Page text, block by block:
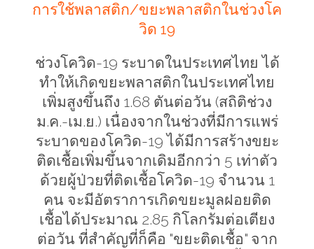
การใช้พลาสติก/ขยะพลาสติกในช่วงโค
วิด 19
ช่วงโควิด-19 ระบาดในประเทศไทย ได้
ทำให้เกิดขยะพลาสติกในประเทศไทย
เพิ่มสูงขึ้นถึง 1.68 ตันต่อวัน (สถิติช่วง
ม.ค.-เม.ย.) เนื่องจากในช่วงที่มีการแพร่
ระบาดของโควิด-19 ได้มีการสร้างขยะ
ติดเชื้อเพิ่มขึ้นจากเดิมอีกกว่า 5 เท่าตัว
ด้วยผู้ป่วยที่ติดเชื้อโควิด-19 จำนวน 1
คน จะมีอัตราการเกิดขยะมูลฝอยติด
เชื้อได้ประมาณ 2.85 กิโลกรัมต่อเตียง
ต่อวัน ที่สำคัญที่ก็คือ "ขยะติดเชื้อ" จาก